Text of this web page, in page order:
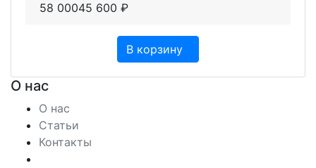
58 00045 600 ₽
В корзину
О нас
О нас
Статьи
Контакты